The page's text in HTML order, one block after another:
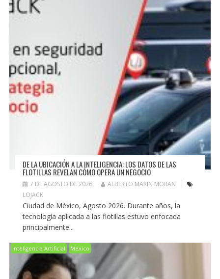
DE LA UBICACIÓN A LA INTELIGENCIA: LOS DATOS DE LAS
FLOTILLAS REVELAN CÓMO OPERA UN NEGOCIO
7 DE AGOSTO DE 2026
ALBERTO MARIN MORAN
LOJACK
Ciudad de México, Agosto 2026. Durante años, la
tecnología aplicada a las flotillas estuvo enfocada
principalmente...
Inteligencia Artificial México